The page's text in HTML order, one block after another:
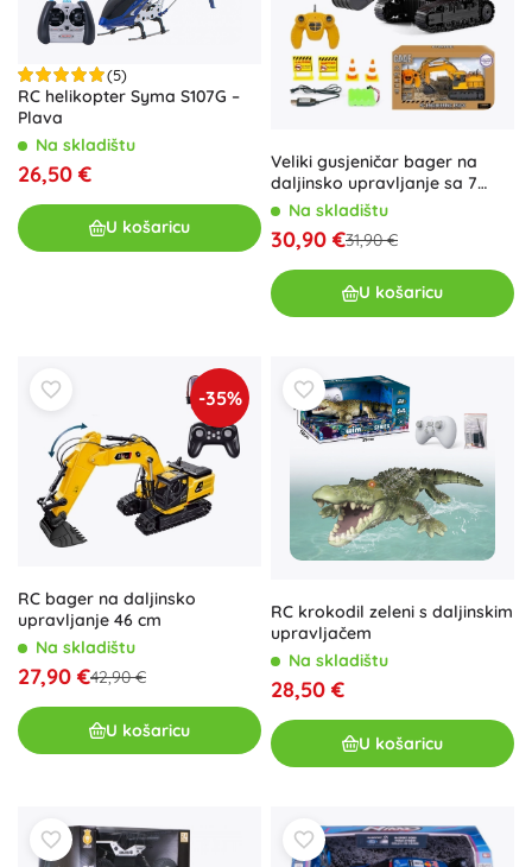
(5)
RC helikopter Syma S107G –
Plava
Na skladištu
26,50 €
U košaricu
Veliki gusjeničar bager na
daljinsko upravljanje sa 7
funkcija i zvukom
Na skladištu
30,90 €31,90 €
U košaricu
-35%
RC bager na daljinsko
upravljanje 46 cm
Na skladištu
27,90 €42,90 €
U košaricu
RC krokodil zeleni s daljinskim
upravljačem
Na skladištu
28,50 €
U košaricu